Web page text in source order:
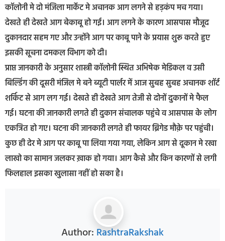
कॉलोनी मे दो मंजिला मार्केट मे अचानक आग लगने से हड़कंप मच गया।
देखते ही देखते आग बेकाबू हो गई। आग लगने के कारण आसपास मौजूद
दुकानदार सहम गए और उन्होंने आग पर काबू पाने के प्रयास शुरू करते हुए
इसकी सूचना दमकल विभाग को दी।
प्राप्त जानकारी के अनुसार शास्त्री कॉलोनी स्थित अभिषेक मेडिकल व उसी
बिल्डिंग की दूसरी मंजिल मे बने ब्यूटी पार्लर में आज सुबह सुबह अचानक शॉर्ट
शर्किट से आग लग गई। देखते ही देखते आग तेजी से दोनों दुकानों मे फैल
गई। घटना की जानकारी लगते ही दुकान संचालक पहुंचे व आसपास के लोग
एकत्रित हो गए। घटना की जानकारी लगते ही फायर ब्रिगेड मौक़े पर पहुंची।
कुछ ही देर मे आग पर काबू पा लिया गया गया, लेकिन आग से दूकान मे रखा
लाखो का सामान जलकर ख़ाक हो गया। आग कैसे और किन कारणों से लगी
फिलहाल इसका खुलासा नहीं हो सका है।
Author: RashtraRakshak